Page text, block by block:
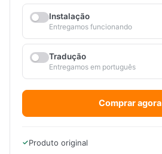
Instalação
Entregamos funcionando
Tradução
Entregamos em português
Comprar agora
Produto original